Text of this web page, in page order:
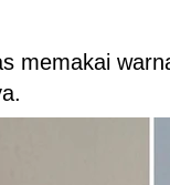
memakai